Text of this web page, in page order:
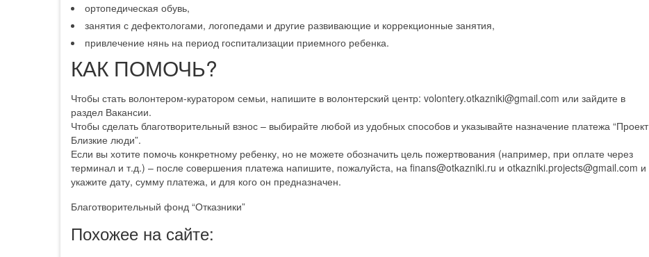
ортопедическая обувь,
занятия с дефектологами, логопедами и другие развивающие и коррекционные занятия,
привлечение нянь на период госпитализации приемного ребенка.
КАК ПОМОЧЬ?
Чтобы стать волонтером-куратором семьи, напишите в волонтерский центр: volontery.otkazniki@gmail.com или зайдите в
раздел Вакансии.
Чтобы сделать благотворительный взнос – выбирайте любой из удобных способов и указывайте назначение платежа “Проект
Близкие люди”.
Если вы хотите помочь конкретному ребенку, но не можете обозначить цель пожертвования (например, при оплате через
терминал и т.д.) – после совершения платежа напишите, пожалуйста, на finans@otkazniki.ru и otkazniki.projects@gmail.com и
укажите дату, сумму платежа, и для кого он предназначен.
Благотворительный фонд “Отказники”
Похожее на сайте: